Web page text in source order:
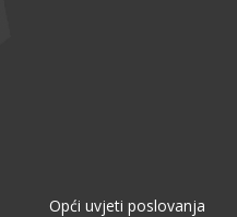
Opći uvjeti poslovanja